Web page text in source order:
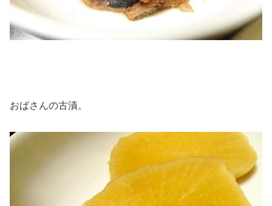
おばさんの古漬。